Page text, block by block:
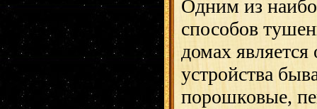
Одним из
способов
домах
устройства
порошковые,